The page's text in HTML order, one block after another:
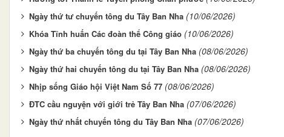
Ngày thứ tư chuyến tông du Tây Ban Nha (10/06/2026)
Khóa Tĩnh huấn Các đoàn thể Công giáo (10/06/2026)
Ngày thứ ba chuyến tông du tại Tây Ban Nha (08/06/2026)
Ngày thứ hai chuyến tông du tại Tây Ban Nha (08/06/2026)
Nhịp sống Giáo hội Việt Nam Số 77 (08/06/2026)
ĐTC cầu nguyện với giới trẻ Tây Ban Nha (07/06/2026)
Ngày thứ nhất chuyến tông du Tây Ban Nha (07/06/2026)